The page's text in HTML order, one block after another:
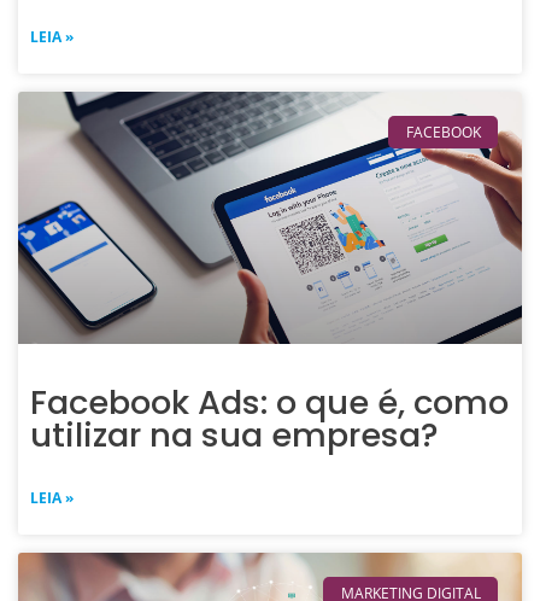
LEIA »
FACEBOOK
Facebook Ads: o que é, como
utilizar na sua empresa?
LEIA »
MARKETING DIGITAL